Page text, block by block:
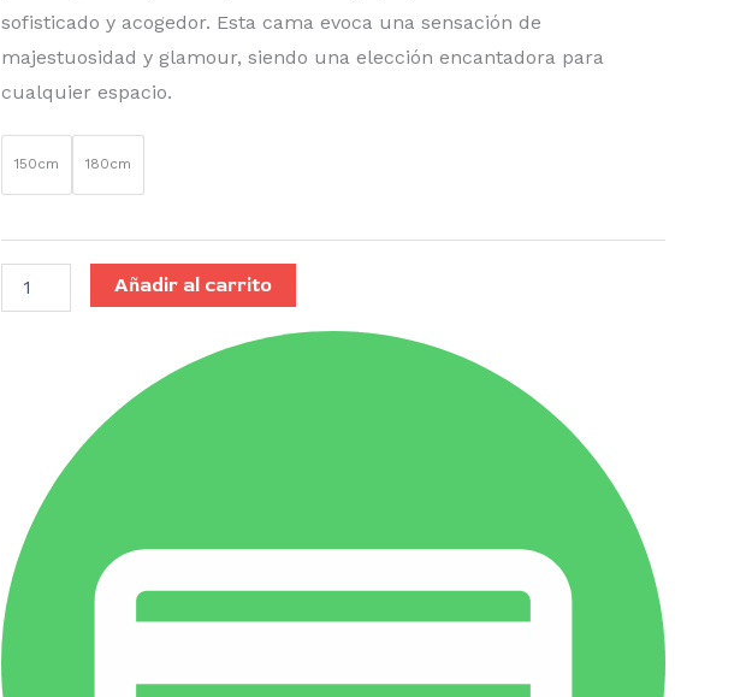
sofisticado y acogedor. Esta cama evoca una sensación de
majestuosidad y glamour, siendo una elección encantadora para
cualquier espacio.
150cm 180cm
Añadir al carrito